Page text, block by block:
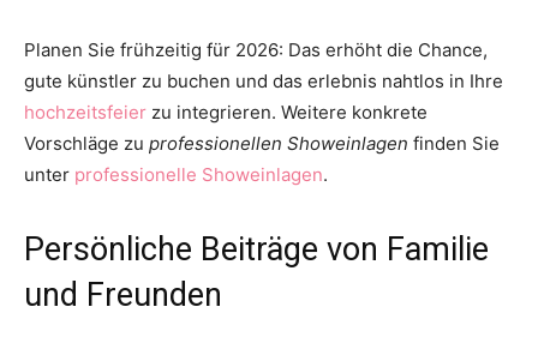
Planen Sie frühzeitig für 2026: Das erhöht die Chance,
gute künstler zu buchen und das erlebnis nahtlos in Ihre
hochzeitsfeier zu integrieren. Weitere konkrete
Vorschläge zu professionellen Showeinlagen finden Sie
unter professionelle Showeinlagen.
Persönliche Beiträge von Familie
und Freunden